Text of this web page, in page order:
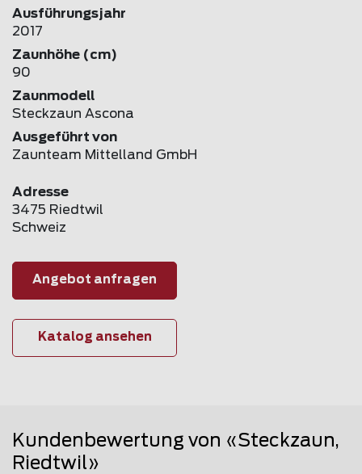
Ausführungsjahr
2017
Zaunhöhe (cm)
90
Zaunmodell
Steckzaun Ascona
Ausgeführt von
Zaunteam Mittelland GmbH
Adresse
3475 Riedtwil
Schweiz
Angebot anfragen
Katalog ansehen
Kundenbewertung von «Steckzaun,
Riedtwil»